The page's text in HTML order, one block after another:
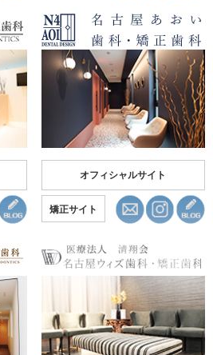
オフィシャルサイト
矯正サイト